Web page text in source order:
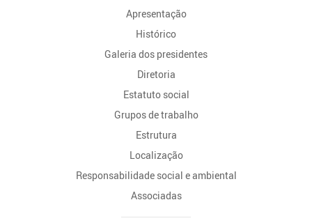
Apresentação
Histórico
Galeria dos presidentes
Diretoria
Estatuto social
Grupos de trabalho
Estrutura
Localização
Responsabilidade social e ambiental
Associadas